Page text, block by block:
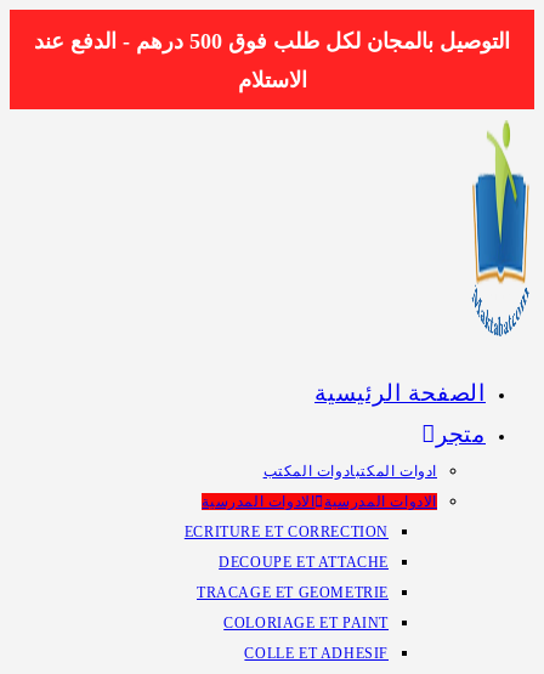
التوصيل بالمجان لكل طلب فوق 500 درهم - الدفع عند
الاستلام
الصفحة الرئيسية
متجر
ادوات المكتبادوات المكتب
الادوات المدرسية
الادوات المدرسية
ECRITURE ET CORRECTION
DECOUPE ET ATTACHE
TRACAGE ET GEOMETRIE
COLORIAGE ET PAINT
COLLE ET ADHESIF